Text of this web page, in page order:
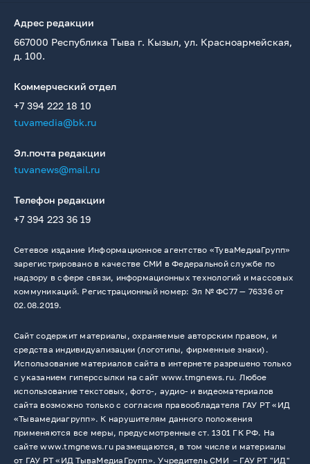
Адрес редакции
667000 Республика Тыва г. Кызыл, ул. Красноармейская,
д. 100.
Коммерческий отдел
+7 394 222 18 10
tuvamedia@bk.ru
Эл.почта редакции
tuvanews@mail.ru
Телефон редакции
+7 394 223 36 19
Сетевое издание Информационное агентство «ТуваМедиаГрупп»
зарегистрировано в качестве СМИ в Федеральной службе по
надзору в сфере связи, информационных технологий и массовых
коммуникаций. Регистрационный номер: Эл № ФС77 — 76336 от
02.08.2019.
Сайт содержит материалы, охраняемые авторским правом, и
средства индивидуализации (логотипы, фирменные знаки).
Использование материалов сайта в интернете разрешено только
с указанием гиперссылки на сайт www.tmgnews.ru. Любое
использование текстовых, фото-, аудио- и видеоматериалов
сайта возможно только с согласия правообладателя ГАУ РТ «ИД
«Тывамедиагрупп». К нарушителям данного положения
применяются все меры, предусмотренные ст. 1301 ГК РФ. На
сайте www.tmgnews.ru размещаются, в том числе и материалы
от ГАУ РТ «ИД ТываМедиаГрупп». Учредитель СМИ －ГАУ РТ "ИД"